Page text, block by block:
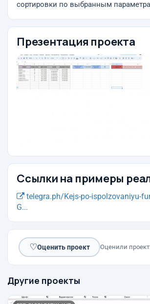
сортировки по выбранным
Презентация проекта
Ссылки на примеры
telegra.ph/Kejs-po-ispolzovaniyu-
G...
♡Оценить проект Оценили
Другие проекты